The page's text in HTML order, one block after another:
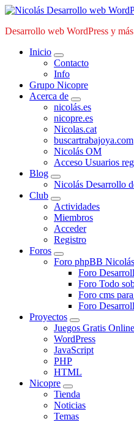
Saltar
contenido
Desarrollo web WordPress y
Inicio
Contacto
Info
Grupo Nicopre
Acerca de
nicolás.es
nicopre.es
Nicolas.cat
buscartrabajoya.com
Nicolás OM
Acceso Usuarios
Blog
Nicolás Desarrollo
Club
Actividades
Miembros
Acceder
Registro
Foros
Foro phpBB Nicolás
Foro
Foro Todo
Foro cms
Foro
Proyectos
Juegos Gratis Online
WordPress
JavaScript
PHP
HTML
Nicopre
Tienda
Noticias
Temas